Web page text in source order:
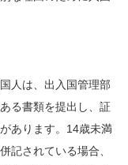
人は、出入国管理部
る書類を提出し、証
あります。14歳未満
記されている場合、